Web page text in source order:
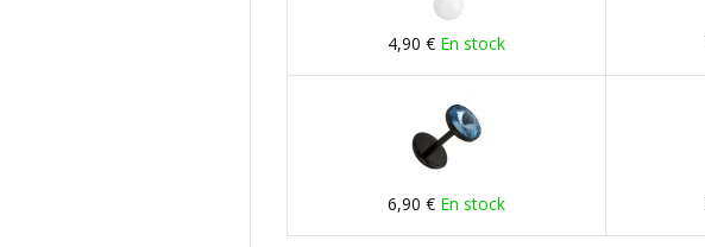
4,90 € En stock
6,90 € En stock